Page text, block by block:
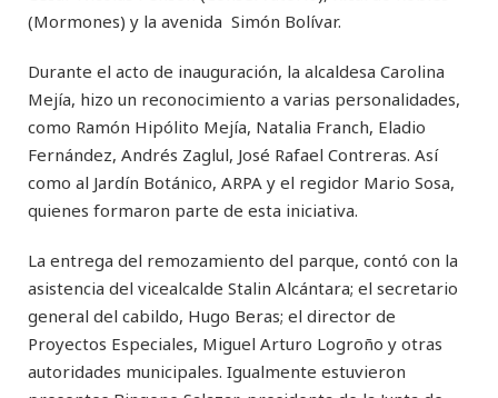
(Mormones) y la avenida Simón Bolívar.
Durante el acto de inauguración, la alcaldesa Carolina
Mejía, hizo un reconocimiento a varias personalidades,
como Ramón Hipólito Mejía, Natalia Franch, Eladio
Fernández, Andrés Zaglul, José Rafael Contreras. Así
como al Jardín Botánico, ARPA y el regidor Mario Sosa,
quienes formaron parte de esta iniciativa.
La entrega del remozamiento del parque, contó con la
asistencia del vicealcalde Stalin Alcántara; el secretario
general del cabildo, Hugo Beras; el director de
Proyectos Especiales, Miguel Arturo Logroño y otras
autoridades municipales. Igualmente estuvieron